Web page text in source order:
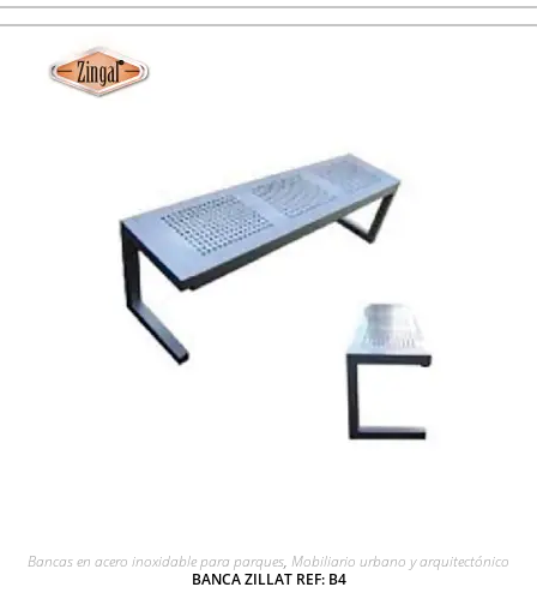
AGREGAR A COTIZACIÓN
Bancas en acero inoxidable para parques, Mobiliario urbano y arquitectónico
BANCA ZILLAT REF: B4